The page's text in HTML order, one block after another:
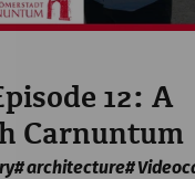
12: A
Carnuntum
architecture